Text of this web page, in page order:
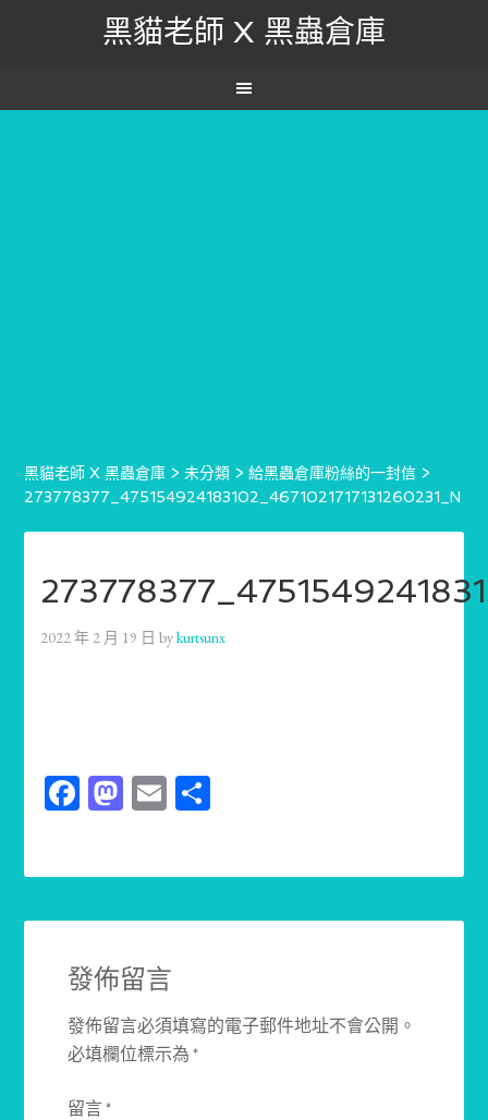
黑貓老師 X 黑蟲倉庫
黑貓老師 X 黑蟲倉庫 >未分類 >給黑蟲倉庫粉絲的一封信 >
273778377_475154924183102_4671021717131260231_N
2022 年 2 月 19 日 bykurtsunx
Facebook
Mastodon
Email
發佈留言
發佈留言必須填寫的電子郵件地址不會公開。
必填欄位標示為*
留言*